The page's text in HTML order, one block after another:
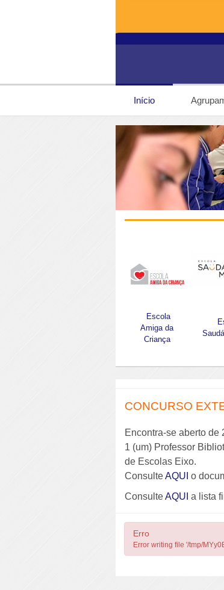
Início
Escola
Amiga da
Criança
CONCURSO
Encontra-se aberto de
1 (um) Professor
de Escolas Eixo.
ConsulteAQUI o
ConsulteAQUI a lista
Erro
Error writing file '/tmp/